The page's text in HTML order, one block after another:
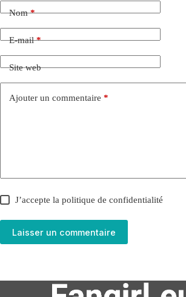
Nom*
E-mail*
Site web
Ajouter un commentaire *
J’accepte lapolitique de confidentialité
Laisser un commentaire